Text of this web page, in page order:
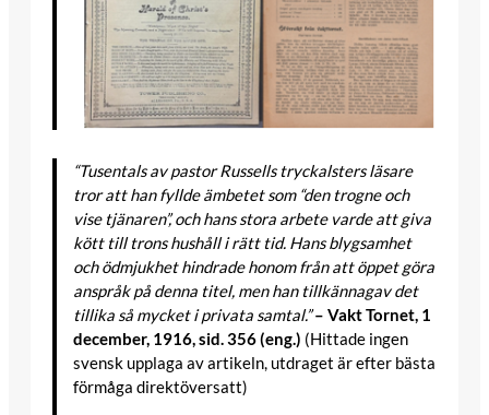
“Tusentals av pastor Russells tryckalsters läsare
tror att han fyllde ämbetet som “den trogne och
vise tjänaren”, och hans stora arbete varde att giva
kött till trons hushåll i rätt tid. Hans blygsamhet
och ödmjukhet hindrade honom från att öppet göra
anspråk på denna titel, men han tillkännagav det
tillika så mycket i privata samtal.”– Vakt Tornet, 1
december, 1916, sid. 356 (eng.) (Hittade ingen
svensk upplaga av artikeln, utdraget är efter bästa
förmåga direktöversatt)